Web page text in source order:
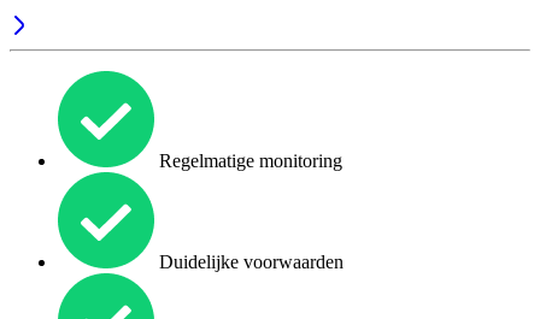
Regelmatige monitoring
Duidelijke voorwaarden